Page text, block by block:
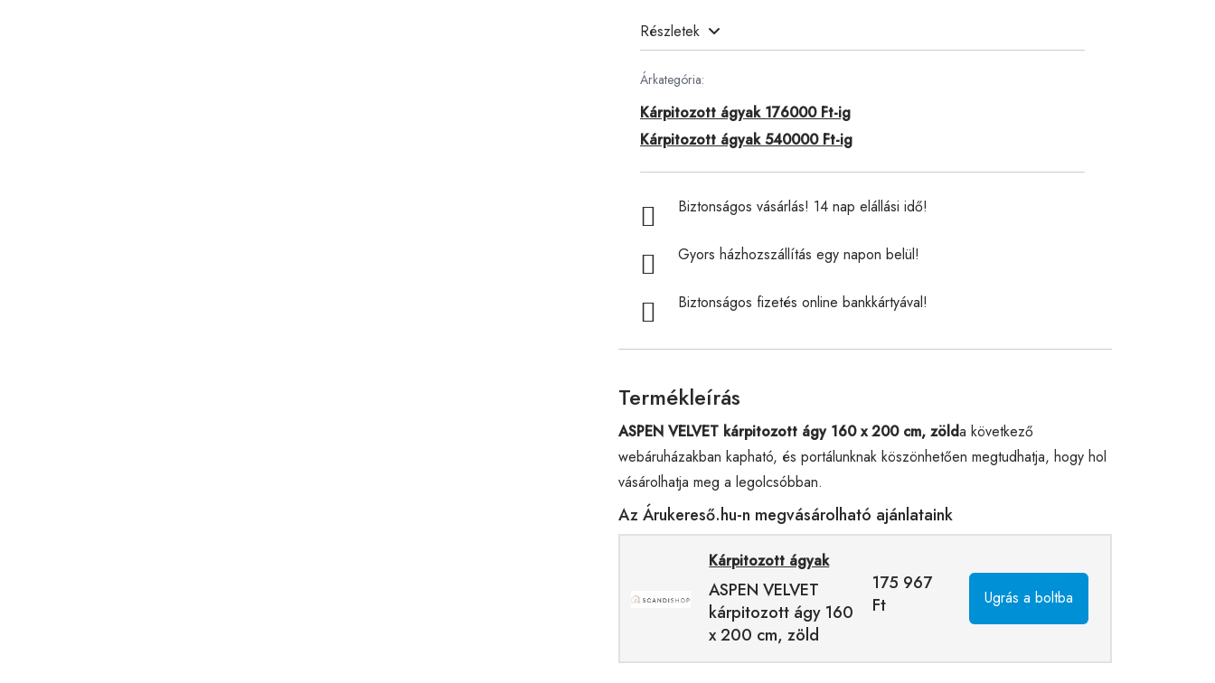
Részletek
Árkategória:
Kárpitozott ágyak 176000 Ft-ig
Kárpitozott ágyak 540000 Ft-ig
Biztonságos vásárlás! 14 nap elállási idő!
Gyors házhozszállítás egy napon belül!
Biztonságos fizetés online bankkártyával!
Termékleírás
ASPEN VELVET kárpitozott ágy 160 x 200 cm, zölda következő
webáruházakban kapható, és portálunknak köszönhetően megtudhatja, hogy hol
vásárolhatja meg a legolcsóbban.
Az Árukereső.hu-n megvásárolható ajánlataink
Kárpitozott ágyak
ASPEN VELVET
kárpitozott ágy 160
x 200 cm, zöld
175 967
Ft
Ugrás a boltba